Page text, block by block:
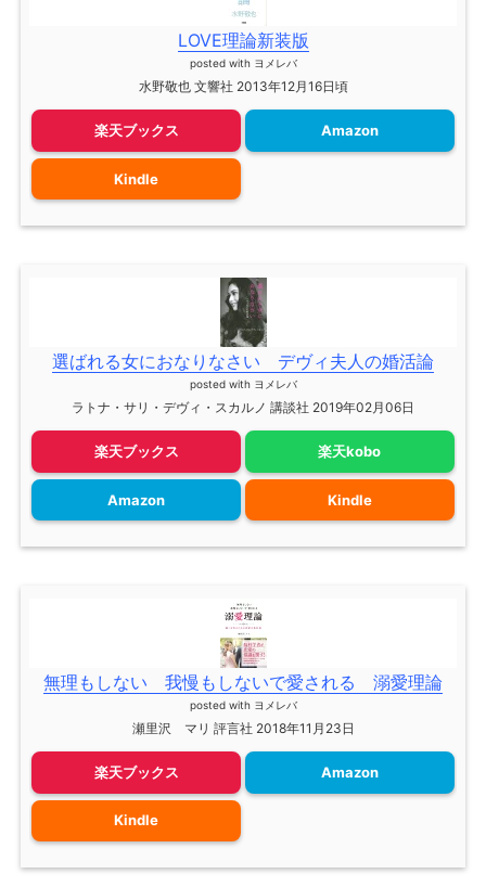
LOVE理論新装版
posted with ヨメレバ
水野敬也 文響社 2013年12月16日頃
楽天ブックス Amazon
Kindle
選ばれる女におなりなさい デヴィ夫人の婚活論
posted with ヨメレバ
ラトナ・サリ・デヴィ・スカルノ 講談社 2019年02月06日
楽天ブックス 楽天kobo
Amazon Kindle
無理もしない 我慢もしないで愛される 溺愛理論
posted with ヨメレバ
瀬里沢 マリ 評言社 2018年11月23日
楽天ブックス Amazon
Kindle